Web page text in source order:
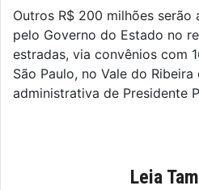
Outros R$ 200 milhões
pelo Governo do Estado no
estradas, via convênios com
São Paulo, no Vale do Ribeira
administrativa de Presidente
Leia